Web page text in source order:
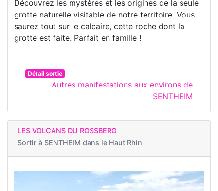
Découvrez les mystères et les origines de la seule
grotte naturelle visitable de notre territoire. Vous
saurez tout sur le calcaire, cette roche dont la
grotte est faite. Parfait en famille !
Détail sortie
Autres manifestations aux environs de
SENTHEIM
LES VOLCANS DU ROSSBERG
Sortir à SENTHEIM dans le Haut Rhin